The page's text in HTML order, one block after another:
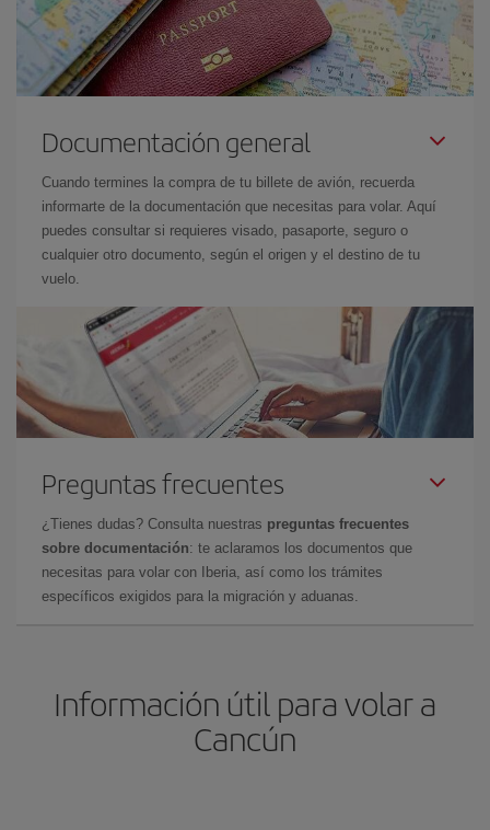
Documentación general
Cuando termines la compra de tu billete de avión, recuerda
informarte de la documentación que necesitas para volar. Aquí
puedes consultar si requieres visado, pasaporte, seguro o
cualquier otro documento, según el origen y el destino de tu
vuelo.
Preguntas frecuentes
¿Tienes dudas? Consulta nuestras preguntas frecuentes
sobre documentación: te aclaramos los documentos que
necesitas para volar con Iberia, así como los trámites
específicos exigidos para la migración y aduanas.
Información útil para volar a
Cancún